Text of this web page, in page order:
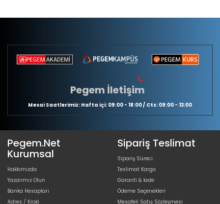
Pegem İletişim
Mesai Saatlerimiz: Hafta içi: 09:00 - 18:00 / Cts: 09:00 - 13:00
Pegem.Net
Kurumsal
Hakkımızda
Yazarımız Olun
Banka Hesapları
Adres / Kroki
Sipariş Teslimat
Sipariş Süreci
Teslimat Kargo
Garanti & İade
Ödeme Seçenekleri
Mesafeli Satış Sözleşmesi